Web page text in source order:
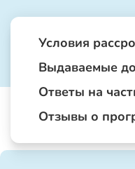
Условия
Выдаваемые
Ответы на
Отзывы о